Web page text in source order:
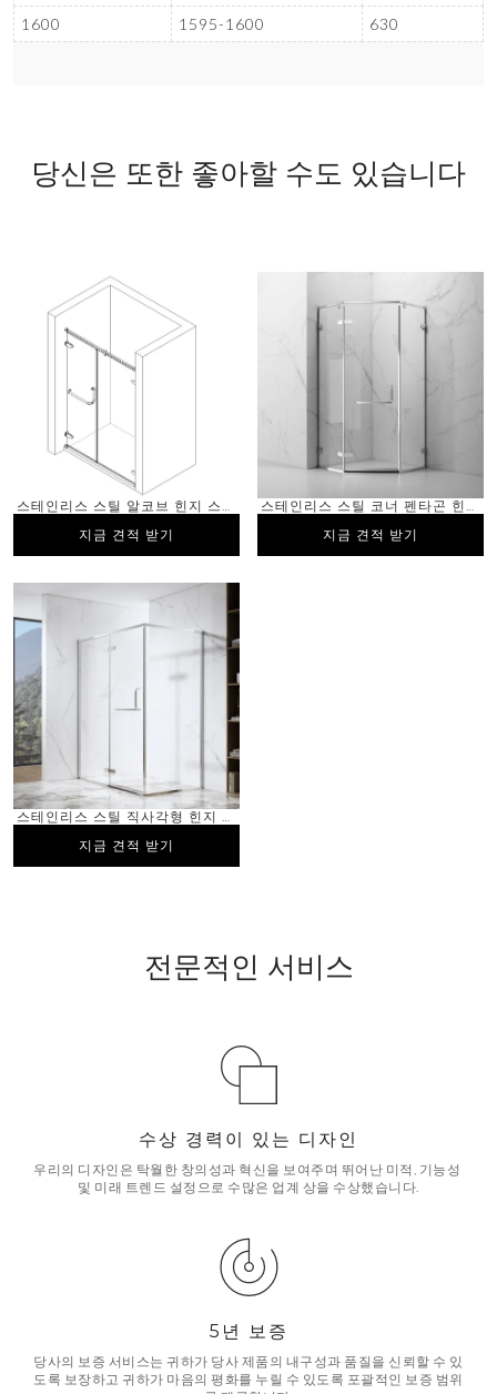
1600
1595-1600 630
당신은 또한 좋아할 수도 있습니다
지금 견적 받기
스테인리스 스틸 알코브 힌지 스윙
팅
지금 견적 받기 지금 견적 받기
스테인리스 스틸 코너 펜타곤 힌지
PVD 코팅
지금 견적 받기
지금 견적 받기
스테인리스 스틸 직사각형 힌지 스
PVD 코팅
지금 견적 받기
전문적인 서비스
수상 경력이 있는 디자인
우리의 디자인은 탁월한 창의성과 혁신을 보여주며 뛰어난 미적, 기능성
및 미래 트렌드 설정으로 수많은 업계 상을 수상했습니다.
5년 보증
당사의 보증 서비스는 귀하가 당사 제품의 내구성과 품질을 신뢰할 수 있
도록 보장하고 귀하가 마음의 평화를 누릴 수 있도록 포괄적인 보증 범위